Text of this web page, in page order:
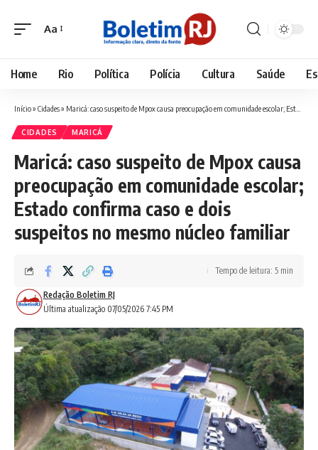
Font
Aa
Home Rio Política Polícia Cultura Saúde
Início» Cidades» Maricá: caso suspeito de Mpox causa preocupação em comunidade escolar; Estado confirma caso e dois suspeitos no mesmo núcleo familiar
CIDADES MARICÁ
Maricá: caso suspeito de Mpox causa
preocupação em comunidade escolar;
Estado confirma caso e dois
suspeitos no mesmo núcleo familiar
Última atualização 07/05/2026 7:45 PM
Redação Boletim RJ
Tempo de leitura: 5 min